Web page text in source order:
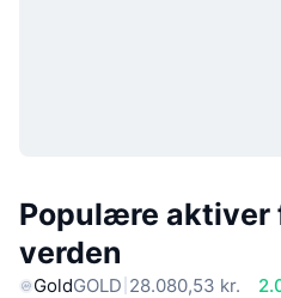
Populære aktiver
verden
GoldGOLD 28.080,53 kr.